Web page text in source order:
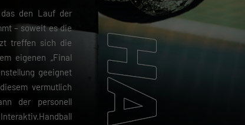
den Lauf der
– soweit es die
treffen sich die
eigenen „Final
geeignet
vermutlich
der personell